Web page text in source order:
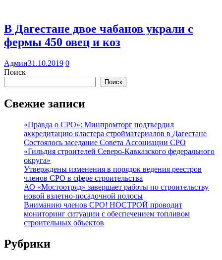
В Дагестане двое чабанов украли с
фермы 450 овец и коз
Админ31.10.2019 0
Поиск
Поиск
Свежие записи
«Правда о СРО»: Минпромторг подтвердил
аккредитацию кластера стройматериалов в Дагестане
Состоялось заседание Совета Ассоциации СРО
«Гильдия строителей Северо-Кавказского федерального
округа»
Утверждены изменения в порядок ведения реестров
членов СРО в сфере строительства
АО «Мостоотряд» завершает работы по строительству
новой взлетно-посадочной полосы
Вниманию членов СРО! НОСТРОЙ проводит
мониторинг ситуации с обеспечением топливом
строительных объектов
Рубрики